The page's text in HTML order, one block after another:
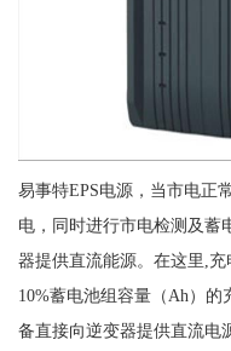
易事特EPS电源，当市电正
电，同时进行市电检测及蓄
器提供直流能源。在这里,
10%蓄电池组容量（Ah）
备直接向逆变器提供直流电